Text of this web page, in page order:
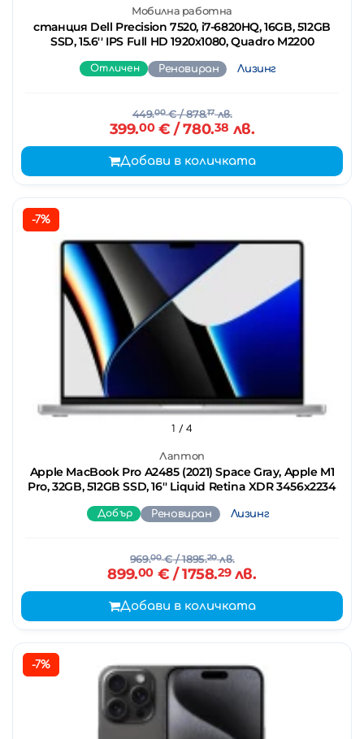
Мобилна работна
станция Dell Precision 7520, i7-6820HQ, 16GB, 512GB
SSD, 15.6'' IPS Full HD 1920x1080, Quadro M2200
Отличен Реновиран Лизинг
449.00€/ 878.17лв.
399.00€ / 780.38 лв.
Добави в количката
-7%
Лаптоп
Apple MacBook Pro A2485 (2021) Space Gray, Apple M1
Pro, 32GB, 512GB SSD, 16'' Liquid Retina XDR 3456x2234
1 / 4
Добър Реновиран Лизинг
969.00€/ 1895.20лв.
899.00€ / 1758.29лв.
Добави в количката
-7%